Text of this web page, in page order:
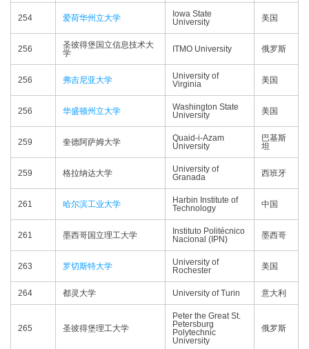
254 爱荷华州立大学
Iowa State
University
美国
256
圣彼得堡国立信息技术大
学
ITMO University 俄罗斯
256 弗吉尼亚大学
University of
Virginia
美国
256 华盛顿州立大学
Washington State
University
美国
259 奎德阿萨姆大学
Quaid-i-Azam
University
巴基斯
坦
259 格拉纳达大学
University of
Granada
西班牙
261 哈尔滨工业大学
Harbin Institute of
Technology
中国
261 墨西哥国立理工大学
Instituto Politécnico
Nacional (IPN)
墨西哥
263 罗切斯特大学
University of
Rochester
美国
264 都灵大学 University of Turin 意大利
265 圣彼得堡理工大学
Peter the Great St.
Petersburg
Polytechnic
University
俄罗斯